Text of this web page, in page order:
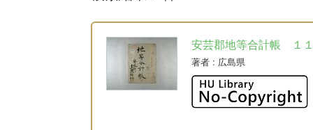
安芸郡地等合計帳 １
著者 : 広島県